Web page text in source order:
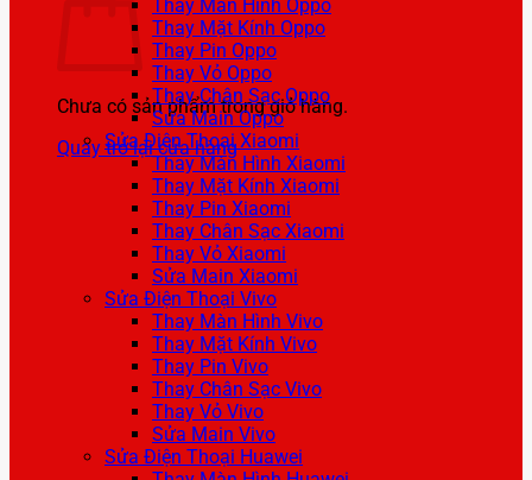
Chưa có sản phẩm trong giỏ hàng.
Quay trở lại cửa hàng
Thay Màn Hình Oppo
Thay Mặt Kính Oppo
Thay Pin Oppo
Thay Vỏ Oppo
Thay Chân Sạc Oppo
Sửa Main Oppo
Sửa Điện Thoại Xiaomi
Thay Màn Hình Xiaomi
Thay Mặt Kính Xiaomi
Thay Pin Xiaomi
Thay Chân Sạc Xiaomi
Thay Vỏ Xiaomi
Sửa Main Xiaomi
Sửa Điện Thoại Vivo
Thay Màn Hình Vivo
Thay Mặt Kính Vivo
Thay Pin Vivo
Thay Chân Sạc Vivo
Thay Vỏ Vivo
Sửa Main Vivo
Sửa Điện Thoại Huawei